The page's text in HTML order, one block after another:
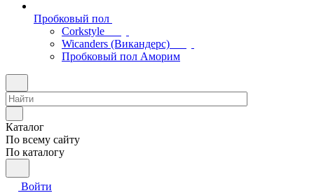
Пробковый пол
Corkstyle
Wicanders (Викандерс)
Пробковый пол Аморим
Каталог
По всему сайту
По каталогу
Войти